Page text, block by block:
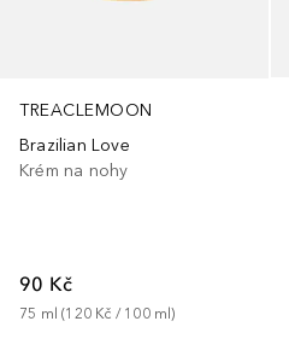
TREACLEMOON
Brazilian Love
Krém na nohy
90 Kč
75 ml (120 Kč / 100 ml)